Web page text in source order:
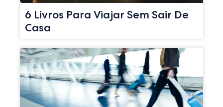
6 Livros Para Viajar Sem Sair De
Casa